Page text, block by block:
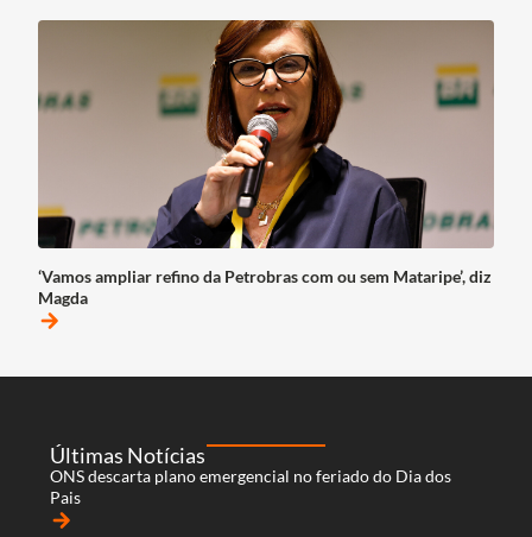
‘Vamos ampliar refino da Petrobras com ou sem Mataripe’, diz
Magda
arrow_forward
Últimas Notícias
ONS descarta plano emergencial no feriado do Dia dos
Pais
arrow_forward